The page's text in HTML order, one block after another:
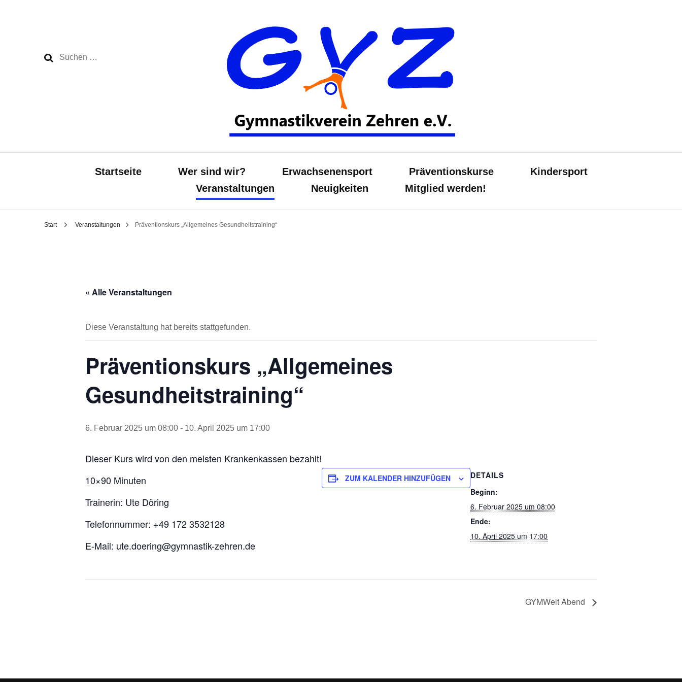
Suchen
Startseite Wer sind wir? Erwachsenensport Präventionskurse
Kindersport
Veranstaltungen
Neuigkeiten Mitglied werden!
Start Veranstaltungen Präventionskurs „Allgemeines Gesundheitstraining“
« Alle Veranstaltungen
Diese Veranstaltung hat bereits stattgefunden.
Präventionskurs „Allgemeines
Gesundheitstraining“
6. Februar 2025 um 08:00 - 10. April 2025 um 17:00
Dieser Kurs wird von den meisten Krankenkassen bezahlt!
10×90 Minuten
Trainerin: Ute Döring
Telefonnummer: +49 172 3532128
E-Mail: ute.doering@gymnastik-zehren.de
ZUM KALENDER HINZUFÜGEN
DETAILS
Beginn:
6. Februar 2025 um 08:00
Ende:
10. April 2025 um 17:00
GYMWelt Abend